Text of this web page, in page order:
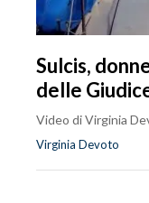
Sulcis,
delle
Video di Virginia
Virginia Devoto